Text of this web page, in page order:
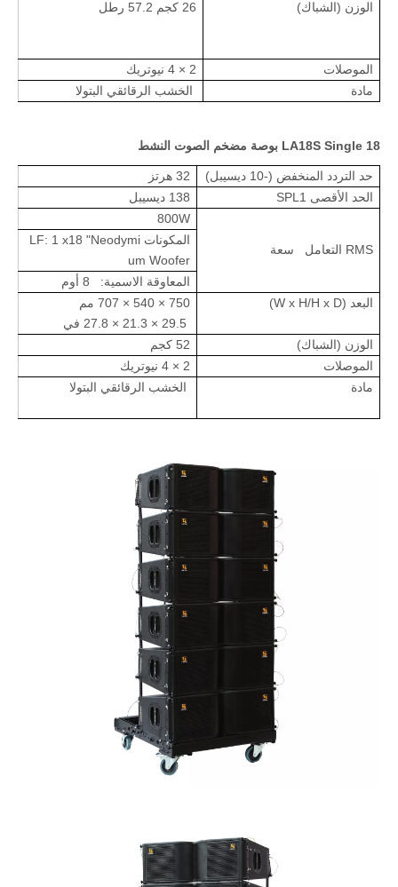
الوزن (الشباك) 26 كجم 57.2 رطل
الموصلات
2 × 4 نيوتريك
مادة
الخشب الرقائقي البتولا
LA18S Single 18 بوصة مضخم الصوت النشط
حد التردد المنخفض (-10 ديسيبل)
32 هرتز
الحد الأقصى SPL1
138 ديسيبل
RMS التعامل سعة
800W
المكونات LF: 1 x18 "Neodymi
um Woofer
المعاوقة الاسمية: 8 أوم
البعد (W x H/H x D)
750 × 540 × 707 مم
الوزن (الشباك)
52 كجم
الموصلات
2 × 4 نيوتريك
مادة
الخشب الرقائقي البتولا